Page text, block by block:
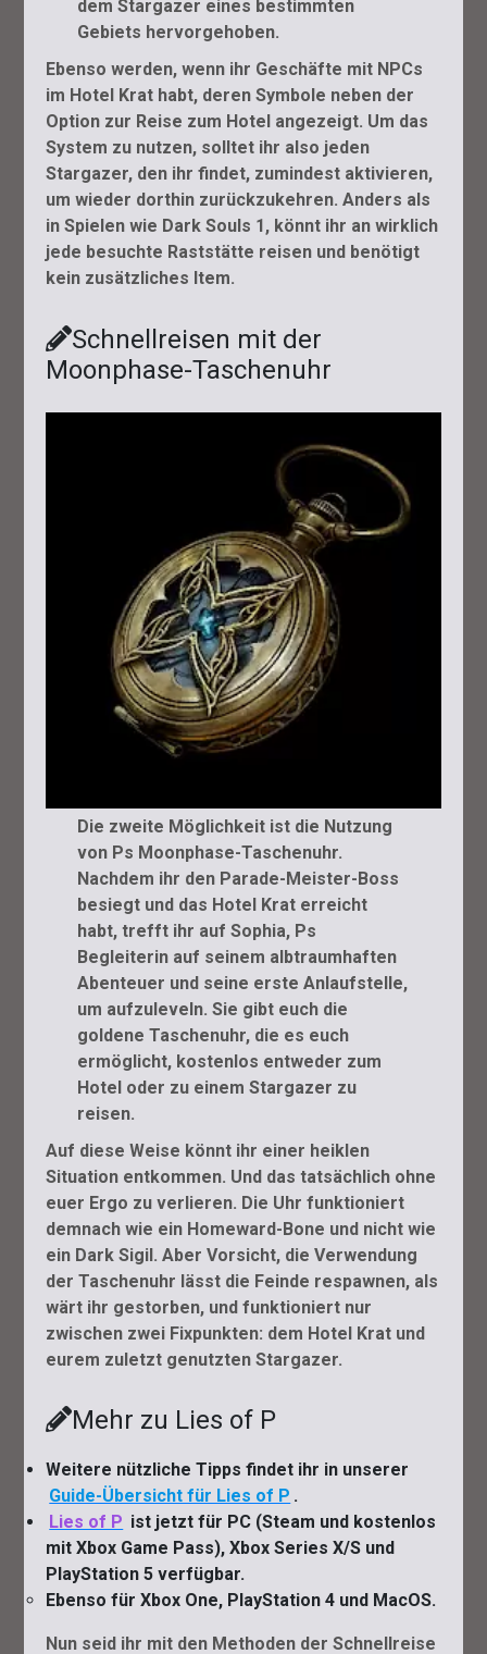
dem Stargazer eines bestimmten
Gebiets hervorgehoben.
Ebenso werden, wenn ihr Geschäfte mit NPCs
im Hotel Krat habt, deren Symbole neben der
Option zur Reise zum Hotel angezeigt. Um das
System zu nutzen, solltet ihr also jeden
Stargazer, den ihr findet, zumindest aktivieren,
um wieder dorthin zurückzukehren. Anders als
in Spielen wie Dark Souls 1, könnt ihr an wirklich
jede besuchte Raststätte reisen und benötigt
kein zusätzliches Item.
Schnellreisen mit der
Moonphase-Taschenuhr
Die zweite Möglichkeit ist die Nutzung
von Ps Moonphase-Taschenuhr.
Nachdem ihr den Parade-Meister-Boss
besiegt und das Hotel Krat erreicht
habt, trefft ihr auf Sophia, Ps
Begleiterin auf seinem albtraumhaften
Abenteuer und seine erste Anlaufstelle,
um aufzuleveln. Sie gibt euch die
goldene Taschenuhr, die es euch
ermöglicht, kostenlos entweder zum
Hotel oder zu einem Stargazer zu
reisen.
Auf diese Weise könnt ihr einer heiklen
Situation entkommen. Und das tatsächlich ohne
euer Ergo zu verlieren. Die Uhr funktioniert
demnach wie ein Homeward-Bone und nicht wie
ein Dark Sigil. Aber Vorsicht, die Verwendung
der Taschenuhr lässt die Feinde respawnen, als
wärt ihr gestorben, und funktioniert nur
zwischen zwei Fixpunkten: dem Hotel Krat und
eurem zuletzt genutzten Stargazer.
Mehr zu Lies of P
Weitere nützliche Tipps findet ihr in unserer
Guide-Übersicht für Lies of P .
Lies of P ist jetzt für PC (Steam und kostenlos
mit Xbox Game Pass), Xbox Series X/S und
PlayStation 5 verfügbar.
Ebenso für Xbox One, PlayStation 4 und MacOS.
Nun seid ihr mit den Methoden der Schnellreise